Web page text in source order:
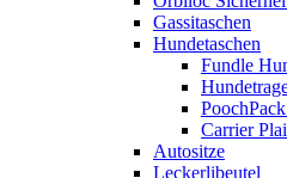
Gassitaschen
Hundetaschen
Fundle
Carrier
Autositze
Leckerlibeutel